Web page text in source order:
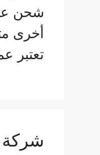
شحن
أخرى
تعتبر
شركة